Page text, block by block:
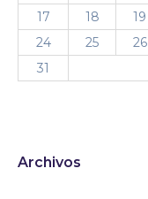
17
18 19
24
25 26
31
Archivos